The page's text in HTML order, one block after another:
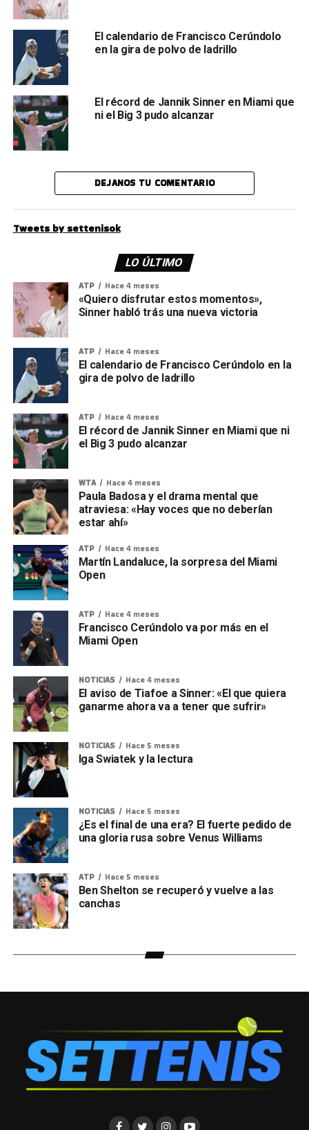
El calendario de Francisco Cerúndolo
en la gira de polvo de ladrillo
El récord de Jannik Sinner en Miami que
ni el Big 3 pudo alcanzar
DEJANOS TU COMENTARIO
Tweets by settenisok
LO ÚLTIMO
ATP Hace 4 meses
«Quiero disfrutar estos momentos»,
Sinner habló trás una nueva victoria
ATP Hace 4 meses
El calendario de Francisco Cerúndolo en la
gira de polvo de ladrillo
ATP Hace 4 meses
El récord de Jannik Sinner en Miami que ni
el Big 3 pudo alcanzar
WTA Hace 4 meses
Paula Badosa y el drama mental que
atraviesa: «Hay voces que no deberían
estar ahí»
ATP Hace 4 meses
Martín Landaluce, la sorpresa del Miami
Open
ATP Hace 4 meses
Francisco Cerúndolo va por más en el
Miami Open
NOTICIAS Hace 4 meses
El aviso de Tiafoe a Sinner: «El que quiera
ganarme ahora va a tener que sufrir»
NOTICIAS Hace 5 meses
Iga Swiatek y la lectura
NOTICIAS Hace 5 meses
¿Es el final de una era? El fuerte pedido de
una gloria rusa sobre Venus Williams
ATP Hace 5 meses
Ben Shelton se recuperó y vuelve a las
canchas